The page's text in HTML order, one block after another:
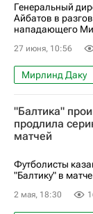
Генеральный
Айбатов в
нападающего
27 июня, 10:56
Мирлинд Даку
РПЛ 2026-2027
Трансферы в
"Балтика"
продлила
матчей
Футболисты
"Балтику" в
2 мая, 18:30